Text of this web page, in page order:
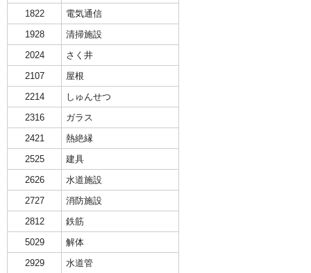
1822
電気通信
1928
清掃施設
2024
さく井
2107
屋根
2214
しゅんせつ
2316
ガラス
2421
熱絶縁
2525
建具
2626
水道施設
2727
消防施設
2812
鉄筋
5029
解体
2929
水道管